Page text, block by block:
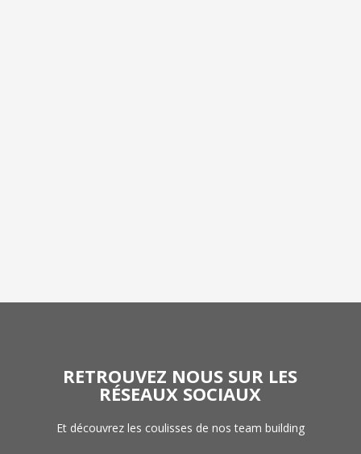
RETROUVEZ NOUS SUR LES
RÉSEAUX SOCIAUX
Et découvrez les coulisses de nos team building